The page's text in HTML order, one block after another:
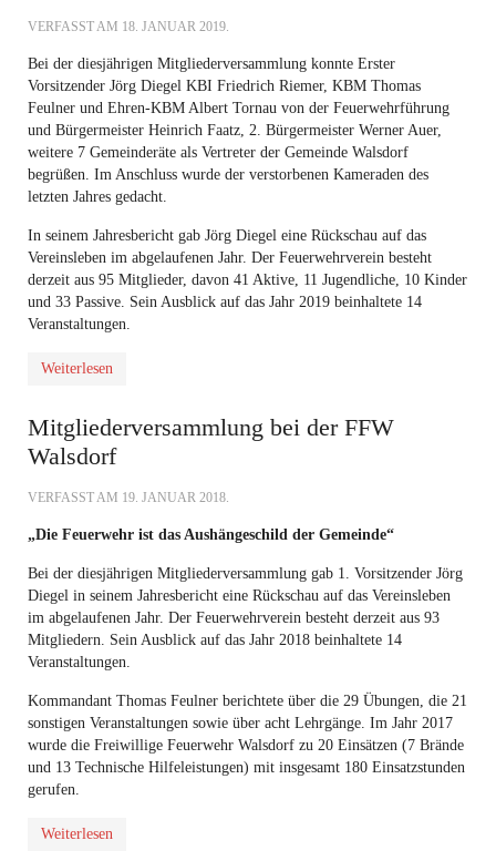
VERFASST AM 18. JANUAR 2019.
Bei der diesjährigen Mitgliederversammlung konnte Erster
Vorsitzender Jörg Diegel KBI Friedrich Riemer, KBM Thomas
Feulner und Ehren-KBM Albert Tornau von der Feuerwehrführung
und Bürgermeister Heinrich Faatz, 2. Bürgermeister Werner Auer,
weitere 7 Gemeinderäte als Vertreter der Gemeinde Walsdorf
begrüßen. Im Anschluss wurde der verstorbenen Kameraden des
letzten Jahres gedacht.
In seinem Jahresbericht gab Jörg Diegel eine Rückschau auf das
Vereinsleben im abgelaufenen Jahr. Der Feuerwehrverein besteht
derzeit aus 95 Mitglieder, davon 41 Aktive, 11 Jugendliche, 10 Kinder
und 33 Passive. Sein Ausblick auf das Jahr 2019 beinhaltete 14
Veranstaltungen.
Weiterlesen
Mitgliederversammlung bei der FFW
Walsdorf
VERFASST AM 19. JANUAR 2018.
„Die Feuerwehr ist das Aushängeschild der Gemeinde“
Bei der diesjährigen Mitgliederversammlung gab 1. Vorsitzender Jörg
Diegel in seinem Jahresbericht eine Rückschau auf das Vereinsleben
im abgelaufenen Jahr. Der Feuerwehrverein besteht derzeit aus 93
Mitgliedern. Sein Ausblick auf das Jahr 2018 beinhaltete 14
Veranstaltungen.
Kommandant Thomas Feulner berichtete über die 29 Übungen, die 21
sonstigen Veranstaltungen sowie über acht Lehrgänge. Im Jahr 2017
wurde die Freiwillige Feuerwehr Walsdorf zu 20 Einsätzen (7 Brände
und 13 Technische Hilfeleistungen) mit insgesamt 180 Einsatzstunden
gerufen.
Weiterlesen